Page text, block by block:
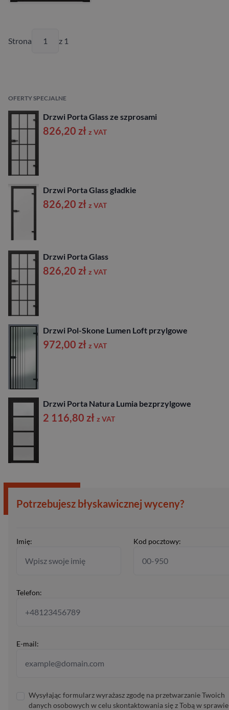
Strona z 1
OFERTY SPECJALNE
Drzwi Porta Glass ze szprosami
826,20 zł z VAT
Drzwi Porta Glass gładkie
826,20 zł z VAT
Drzwi Porta Glass
826,20 zł z VAT
Drzwi Pol-Skone Lumen Loft przylgowe
972,00 zł z VAT
Drzwi Porta Natura Lumia bezprzylgowe
2 116,80 zł z VAT
Potrzebujesz błyskawicznej wyceny?
Imię: Kod pocztowy:
Telefon:
E-mail:
Wysyłając formularz wyrażasz zgodę na przetwarzanie Twoich
danych osobowych w celu skontaktowania się z Tobą w sprawie